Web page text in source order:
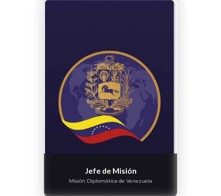
Jefe de Misión
Misión Diplomática de Venezuela